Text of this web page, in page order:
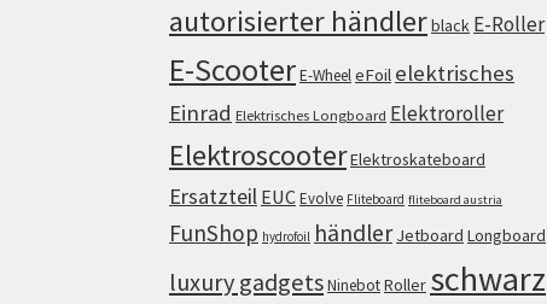
autorisierter händlerblack E-Roller
E-ScooterE-WheeleFoil elektrisches
Einrad Elektrisches Longboard Elektroroller
ElektroscooterElektroskateboard
Ersatzteil EUCEvolve Fliteboard fliteboard austria
FunShop hydrofoil händler Jetboard Longboard
luxury gadgetsNinebotRoller schwarz